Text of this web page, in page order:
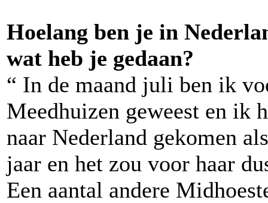
Hoelang ben je in
wat heb je gedaan?
“ In de maand juli ben ik
Meedhuizen geweest en ik
naar Nederland gekomen
jaar en het zou voor haar
Een aantal andere